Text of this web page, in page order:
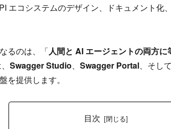
エコシステムのデザイン、ドキュメント化
るのは、「人間と AI エージェントの両方
Swagger Studio Swagger Portal 、そ
を提供します。
目次